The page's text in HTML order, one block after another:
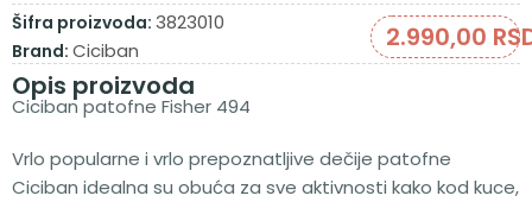
Šifra proizvoda: 3823010
Brand: Ciciban 2.990,00
Opis proizvoda
Ciciban patofne Fisher 494
Vrlo popularne i vrlo prepoznatljive dečije patofne
Ciciban idealna su obuća za sve aktivnosti kako kod kuce,